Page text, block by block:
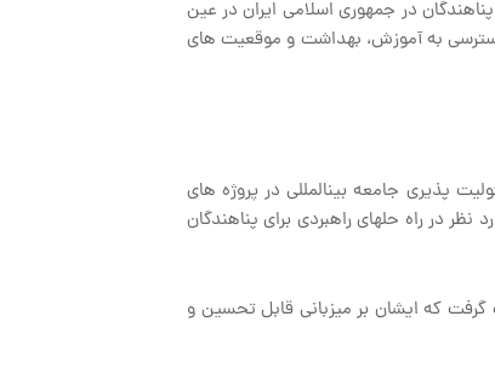
در جمهوری اسلامی ایران در عین
دسترسی به آموزش، بهداشت و موقعیت های
پذیری جامعه بین‏المللی در پروژه های
نظر در راه حل‏های راهبردی برای پناهندگان
گرفت که ایشان بر میزبانی قابل تحسین و